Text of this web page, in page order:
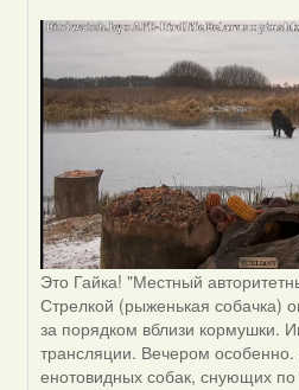
to
corvus
Это Гайка! "Местный
Стрелкой (рыженькая собачка)
за порядком вблизи кормушки.
трансляции. Вечером
енотовидных собак, снующих